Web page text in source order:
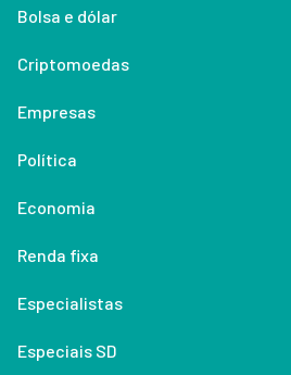
Bolsa e dólar
Criptomoedas
Empresas
Política
Economia
Renda fixa
Especialistas
Especiais SD